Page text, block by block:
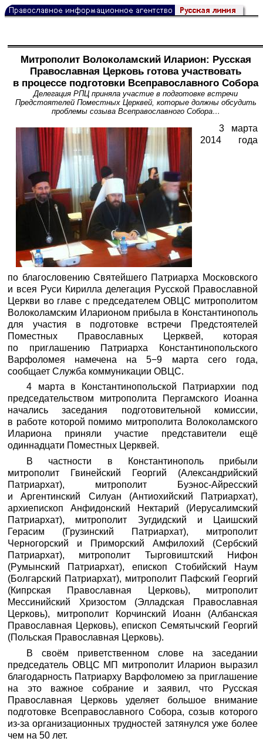
Митрополит Волоколамский Иларион: Русская
Православная Церковь готова участвовать
в процессе подготовки Всеправославного Собора
Делегация РПЦ приняла участие в подготовке встречи
Предстоятелей Поместных Церквей, которые должны обсудить
проблемы созыва Всеправославного Собора…
3 марта
2014 года
по благословению Святейшего Патриарха Московского
и всея Руси Кирилла делегация Русской Православной
Церкви во главе с председателем ОВЦС митрополитом
Волоколамским Иларионом прибыла в Константинополь
для участия в подготовке встречи Предстоятелей
Поместных Православных Церквей, которая
по приглашению Патриарха Константинопольского
Варфоломея намечена на 5−9 марта сего года,
сообщает Служба коммуникации ОВЦС.
4 марта в Константинопольской Патриархии под
председательством митрополита Пергамского Иоанна
начались заседания подготовительной комиссии,
в работе которой помимо митрополита Волоколамского
Илариона приняли участие представители ещё
одиннадцати Поместных Церквей.
В частности в Константинополь прибыли
митрополит Гвинейский Георгий (Александрийский
Патриархат), митрополит Буэнос-Айресский
и Аргентинский Силуан (Антиохийский Патриархат),
архиепископ Анфидонский Нектарий (Иерусалимский
Патриархат), митрополит Зугдидский и Цаишский
Герасим (Грузинский Патриархат), митрополит
Черногорский и Приморский Амфилохий (Сербский
Патриархат), митрополит Тырговиштский Нифон
(Румынский Патриархат), епископ Стобийский Наум
(Болгарский Патриархат), митрополит Пафский Георгий
(Кипрская Православная Церковь), митрополит
Мессинийский Хризостом (Элладская Православная
Церковь), митрополит Корчинский Иоанн (Албанская
Православная Церковь), епископ Семятычский Георгий
(Польская Православная Церковь).
В своём приветственном слове на заседании
председатель ОВЦС МП митрополит Иларион выразил
благодарность Патриарху Варфоломею за приглашение
на это важное собрание и заявил, что Русская
Православная Церковь уделяет большое внимание
подготовке Всеправославного Собора, созыв которого
из-за организационных трудностей затянулся уже более
чем на 50 лет.